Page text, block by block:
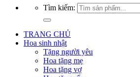
Tìm kiếm:
TRANG CHỦ
Hoa sinh nhật
Tặng người yêu
Hoa tặng mẹ
Hoa tặng vợ